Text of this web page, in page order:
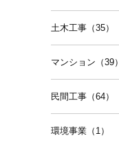
土木工事（35）
マンション（39）
民間工事（64）
環境事業（1）